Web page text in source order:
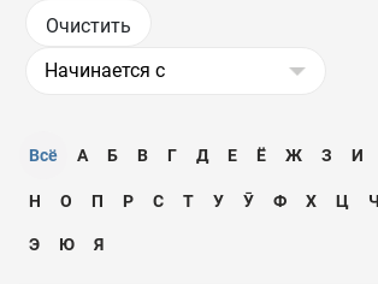
Всё А Б В Г Д Е Ё Ж З И
Н О П Р С Т У Ӯ Ф Х Ц Ч
Э Ю Я